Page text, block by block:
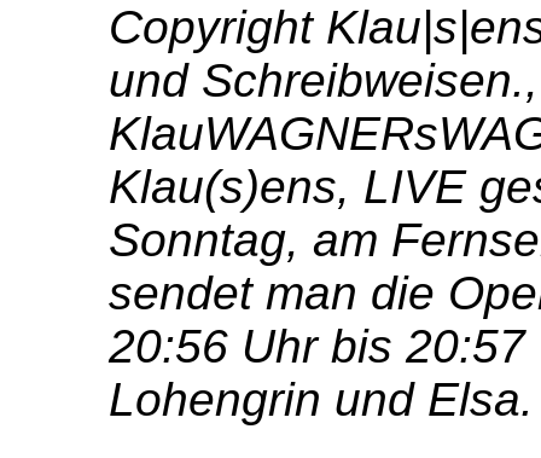
Copyright
und
Klau(s)ens, LIVE
Sonntag, am
sendet man die
20:56 Uhr bis
Lohengrin und